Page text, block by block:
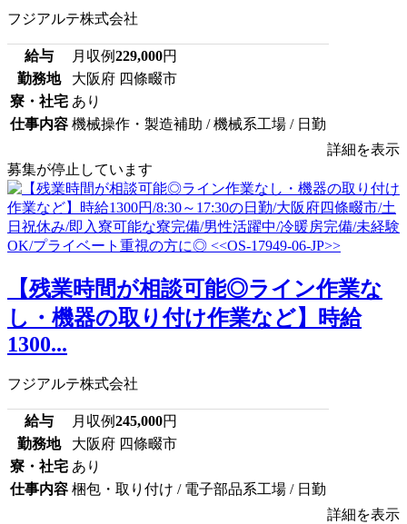
フジアルテ株式会社
給与 月収例229,000円
勤務地
大阪府 四條畷市
寮・社宅 あり
仕事内容 機械操作・製造補助 / 機械系工場 / 日勤
詳細を表示
募集が停止しています
【残業時間が相談可能◎ライン作業な
し・機器の取り付け作業など】時給
1300...
フジアルテ株式会社
給与 月収例245,000円
勤務地
大阪府 四條畷市
寮・社宅 あり
仕事内容 梱包・取り付け / 電子部品系工場 / 日勤
詳細を表示